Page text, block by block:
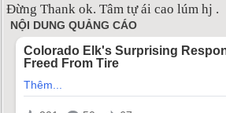
Đừng Thank ok. Tâm tự ái cao lúm hj .